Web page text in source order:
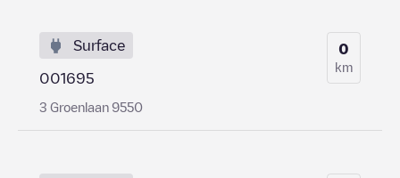
Surface
001695
3 Groenlaan 9550
0
km